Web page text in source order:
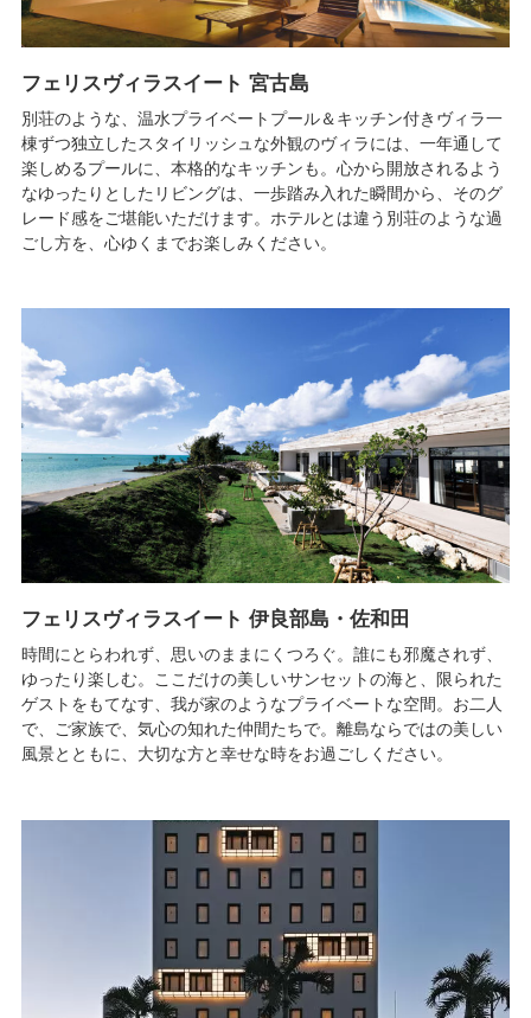
フェリスヴィラスイート 宮古島
別荘のような、温水プライベートプール＆キッチン付きヴィラ一
棟ずつ独立したスタイリッシュな外観のヴィラには、一年通して
楽しめるプールに、本格的なキッチンも。心から開放されるよう
なゆったりとしたリビングは、一歩踏み入れた瞬間から、そのグ
レード感をご堪能いただけます。ホテルとは違う別荘のような過
ごし方を、心ゆくまでお楽しみください。
フェリスヴィラスイート 伊良部島・佐和田
時間にとらわれず、思いのままにくつろぐ。誰にも邪魔されず、
ゆったり楽しむ。ここだけの美しいサンセットの海と、限られた
ゲストをもてなす、我が家のようなプライベートな空間。お二人
で、ご家族で、気心の知れた仲間たちで。離島ならではの美しい
風景とともに、大切な方と幸せな時をお過ごしください。